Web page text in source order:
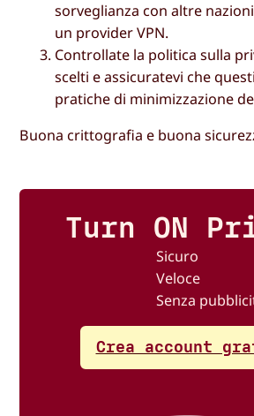
sorveglianza con altre
un provider VPN.
Controllate la politica sulla
scelti e assicuratevi che
pratiche di minimizzazione
Buona crittografia e buona
Turn ON
Sicuro
Veloce
Senza
Crea account